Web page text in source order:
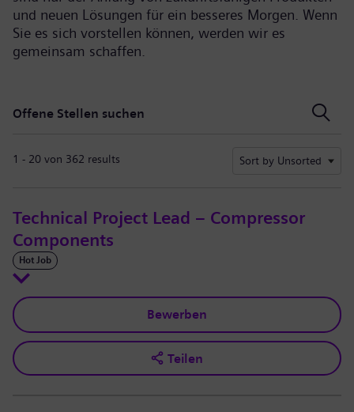
und neuen Lösungen für ein besseres Morgen. Wenn
Sie es sich vorstellen können, werden wir es
gemeinsam schaffen.
Offene Stellen suchen
1 - 20 von 362 results Sort by Unsorted
Technical Project Lead – Compressor
Components
Hot Job
Bewerben
Teilen